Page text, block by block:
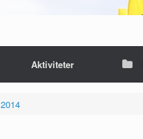
Aktiviteter
2014